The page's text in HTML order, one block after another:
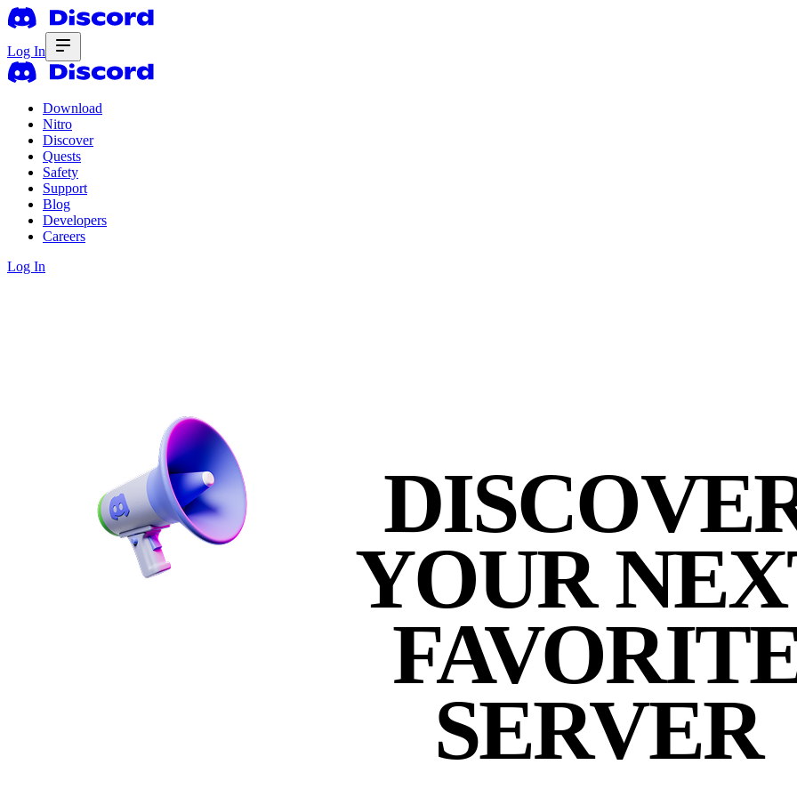
Log In
Download
Nitro
Discover
Quests
Safety
Support
Blog
Developers
Careers
Log In
YOUR
SERVER